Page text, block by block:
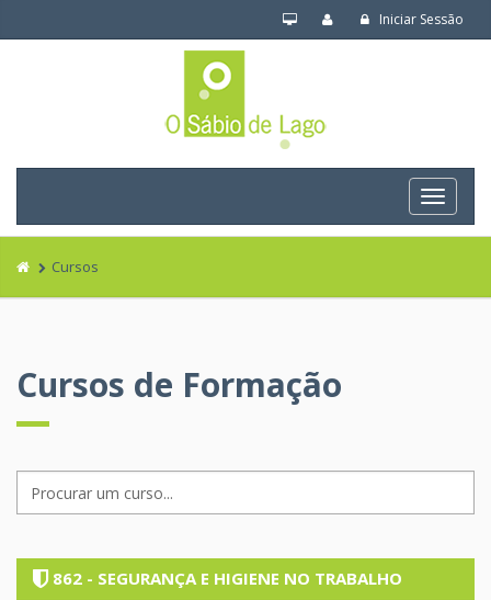
Iniciar Sessão
Cursos
Cursos de Formação
862 - SEGURANÇA E HIGIENE NO TRABALHO